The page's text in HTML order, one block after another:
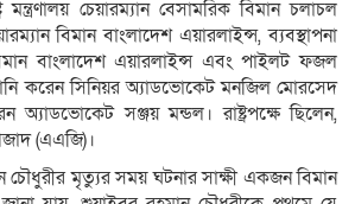
মন্ত্রণালয় চেয়ারম্যান বেসামরিক বিমান চলাচল
বিমান বাংলাদেশ এয়ারলাইন্স, ব্যবস্থাপনা
বাংলাদেশ এয়ারলাইন্স এবং পাইলট ফজল
করেন সিনিয়র অ্যাডভোকেট মনজিল মোরসেদ
সঞ্জয় মন্ডল। রাষ্ট্রপক্ষে ছিলেন,
(এএজি)।
চৌধুরীর মৃত্যুর সময় ঘটনার সাক্ষী একজন বিমান